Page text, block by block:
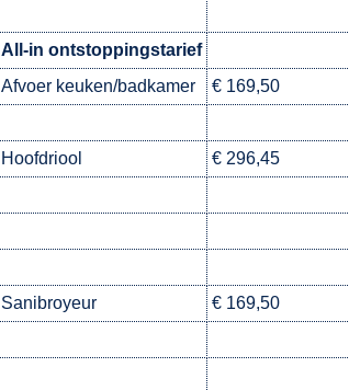
All-in ontstoppingstarief
Afvoer keuken/badkamer
€ 169,50
Hoofdriool
€ 296,45
Sanibroyeur € 169,50